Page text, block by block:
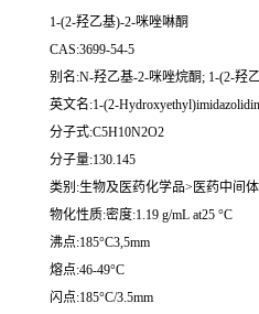
1-(2-羟乙基)-2-咪唑啉酮
CAS:3699-54-5
别名:N-羟乙基-2-咪唑烷酮; 1-(2-羟
英文名:1-(2-
分子式:C5H10N2O2
分子量:130.145
类别:生物及医药化学品>医药中间
物化性质:密度:1.19 g/mL at25 °C
沸点:185°C3,5mm
熔点:46-49°C
闪点:185°C/3.5mm